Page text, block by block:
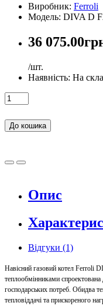
Виробник: Ferroli
Модель: DIVA D
36
/шт.
Наявність: На
До кошика
Опис
Відгуки (1)
Навісний газовий котел Ferroli
теплообмінниками
господарських потреб. Обидва
тепловіддачі та прискореного